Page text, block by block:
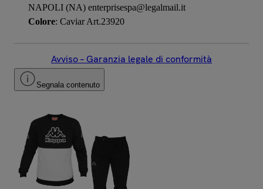
NAPOLI (NA) enterprisespa@legalmail.it
Colore: Caviar Art.23920
Avviso – Garanzia legale di conformità
Segnala contenuto